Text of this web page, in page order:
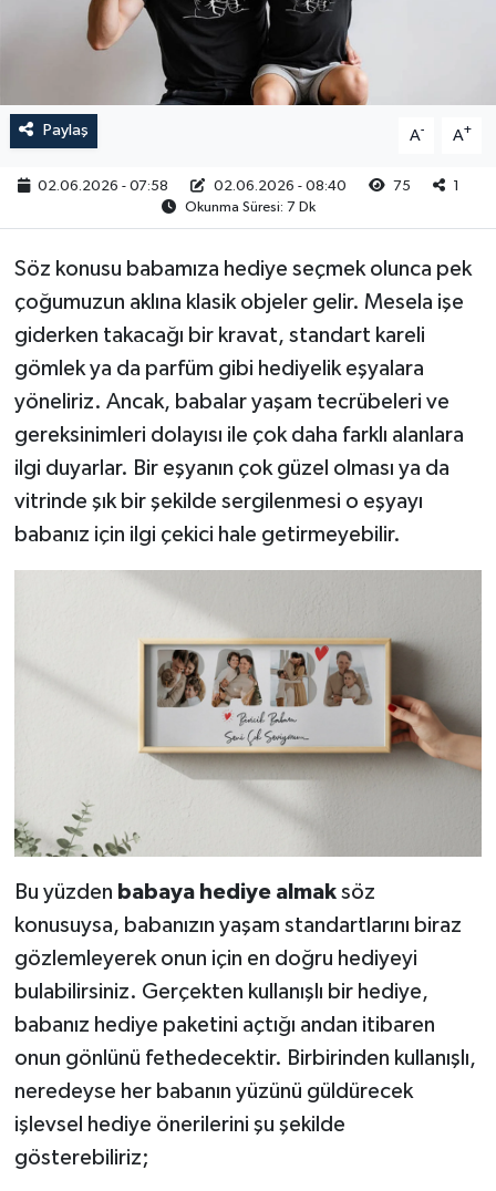
Paylaş A- A+
02.06.2026 - 07:58 02.06.2026 - 08:40 75
1
Okunma Süresi: 7 Dk
Söz konusu babamıza hediye seçmek olunca pek
çoğumuzun aklına klasik objeler gelir. Mesela işe
giderken takacağı bir kravat, standart kareli
gömlek ya da parfüm gibi hediyelik eşyalara
yöneliriz. Ancak, babalar yaşam tecrübeleri ve
gereksinimleri dolayısı ile çok daha farklı alanlara
ilgi duyarlar. Bir eşyanın çok güzel olması ya da
vitrinde şık bir şekilde sergilenmesi o eşyayı
babanız için ilgi çekici hale getirmeyebilir.
Bu yüzden babaya hediye almaksöz
konusuysa, babanızın yaşam standartlarını biraz
gözlemleyerek onun için en doğru hediyeyi
bulabilirsiniz. Gerçekten kullanışlı bir hediye,
babanız hediye paketini açtığı andan itibaren
onun gönlünü fethedecektir. Birbirinden kullanışlı,
neredeyse her babanın yüzünü güldürecek
işlevsel hediye önerilerini şu şekilde
gösterebiliriz;
RESMİ İLAN